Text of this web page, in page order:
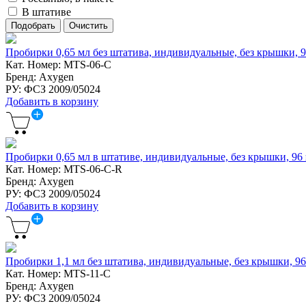
В штативе
Пробирки 0,65 мл без штатива, индивидуальные, без крышки,
Кат. Номер: MTS-06-C
Бренд: Axygen
РУ: ФСЗ 2009/05024
Добавить в корзину
Пробирки 0,65 мл в штативе, индивидуальные, без крышки, 96
Кат. Номер: MTS-06-C-R
Бренд: Axygen
РУ: ФСЗ 2009/05024
Добавить в корзину
Пробирки 1,1 мл без штатива, индивидуальные, без крышки,
Кат. Номер: MTS-11-C
Бренд: Axygen
РУ: ФСЗ 2009/05024